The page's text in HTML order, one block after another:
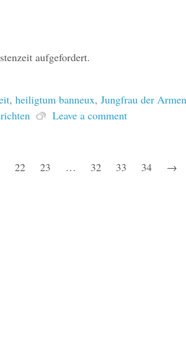
aufgefordert.
, heiligtum banneux, Jungfrau der Armen
Leave a comment
22 23 … 32 33 34 →